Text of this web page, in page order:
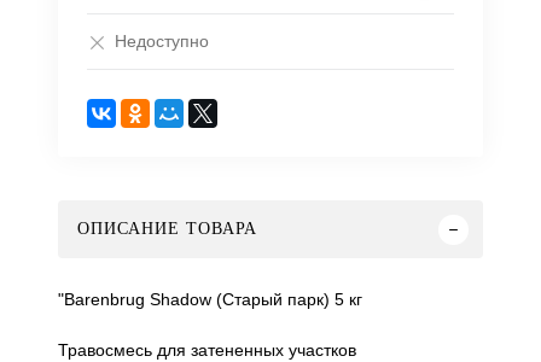
Недоступно
ОПИСАНИЕ ТОВАРА
"Barenbrug Shadow (Старый парк) 5 кг
Травосмесь для затененных участков